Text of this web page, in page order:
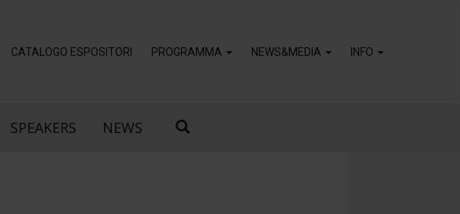
CATALOGO ESPOSITORI PROGRAMMA NEWS&MEDIA INFO
SPEAKERS NEWS